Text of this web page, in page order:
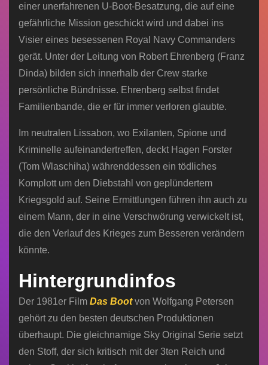
einer unerfahrenen U-Boot-Besatzung, die auf eine
gefährliche Mission geschickt wird und dabei ins
Visier eines besessenen Royal Navy Commanders
gerät. Unter der Leitung von Robert Ehrenberg (Franz
Dinda) bilden sich innerhalb der Crew starke
persönliche Bündnisse. Ehrenberg selbst findet
Familienbande, die er für immer verloren glaubte.
Im neutralen Lissabon, wo Exilanten, Spione und
Kriminelle aufeinandertreffen, deckt Hagen Forster
(Tom Wlaschiha) währenddessen ein tödliches
Komplott um den Diebstahl von geplündertem
Kriegsgold auf. Seine Ermittlungen führen ihn auch zu
einem Mann, der in eine Verschwörung verwickelt ist,
die den Verlauf des Krieges zum Besseren verändern
könnte.
Hintergrundinfos
Der 1981er Film Das Bootvon Wolfgang Petersen
gehört zu den besten deutschen Produktionen
überhaupt. Die gleichnamige Sky Original Serie setzt
den Stoff, der sich kritisch mit der 3ten Reich und